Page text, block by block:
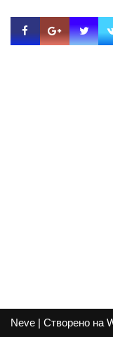
Neve | Створено на